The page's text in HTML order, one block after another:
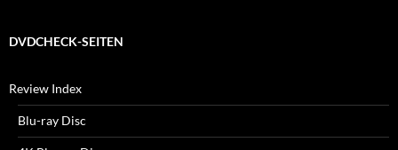
DVDCHECK-SEITEN
Review Index
Blu-ray Disc